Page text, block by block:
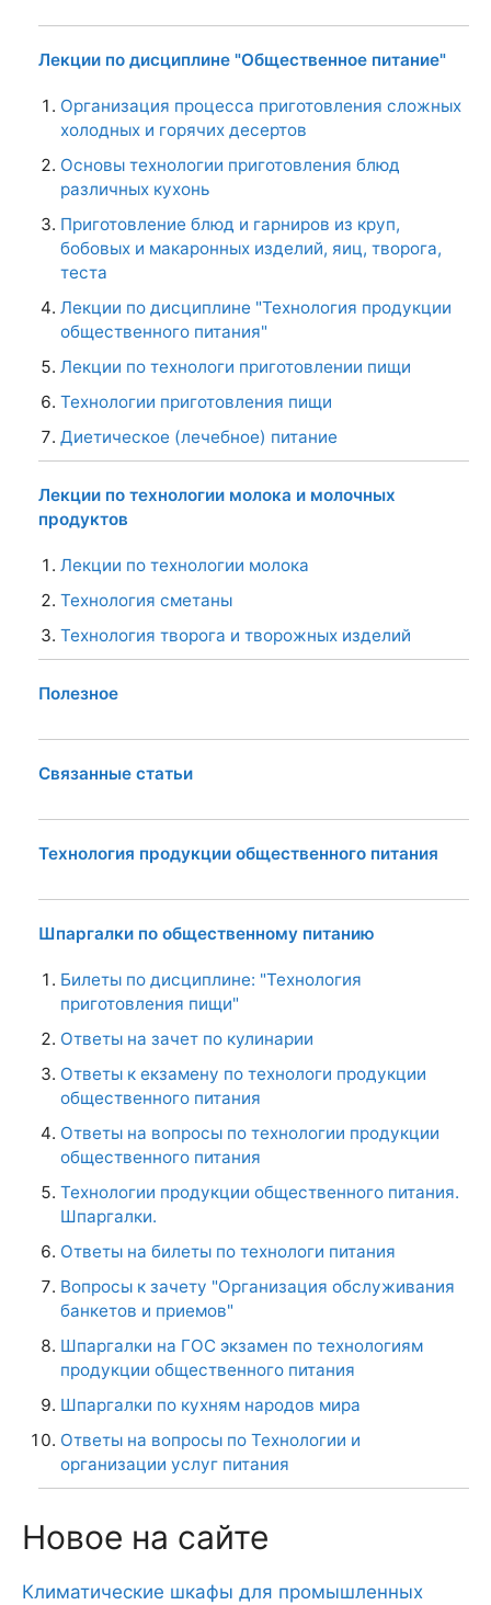
Лекции по дисциплине "Общественное питание"
Организация процесса приготовления сложных
холодных и горячих десертов
Основы технологии приготовления блюд
различных кухонь
Приготовление блюд и гарниров из круп,
бобовых и макаронных изделий, яиц, творога,
теста
Лекции по дисциплине "Технология продукции
общественного питания"
Лекции по технологи приготовлении пищи
Технологии приготовления пищи
Диетическое (лечебное) питание
Лекции по технологии молока и молочных
продуктов
Лекции по технологии молока
Технология сметаны
Технология творога и творожных изделий
Полезное
Связанные статьи
Технология продукции общественного питания
Шпаргалки по общественному питанию
Билеты по дисциплине: "Технология
приготовления пищи"
Ответы на зачет по кулинарии
Ответы к екзамену по технологи продукции
общественного питания
Ответы на вопросы по технологии продукции
общественного питания
Технологии продукции общественного питания.
Шпаргалки.
Ответы на билеты по технологи питания
Вопросы к зачету "Организация обслуживания
банкетов и приемов"
Шпаргалки на ГОС экзамен по технологиям
продукции общественного питания
Шпаргалки по кухням народов мира
Ответы на вопросы по Технологии и
организации услуг питания
Новое на сайте
Климатические шкафы для промышленных